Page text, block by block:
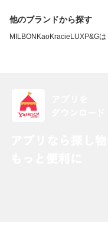
他のブランドから探す
MILBON KaoKracie LUXP&Gは